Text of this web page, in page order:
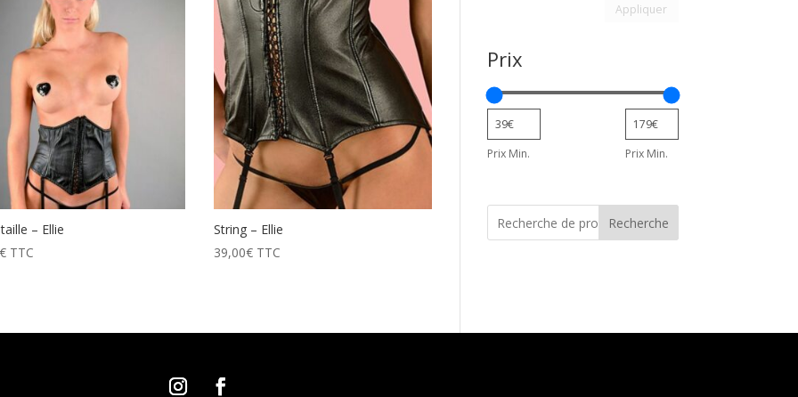
– Ellie
€ TTC
String – Ellie
39,00€ TTC
AppliquerAppliquer le filtre
Prix
Prix Min. Prix Min.
Recherche